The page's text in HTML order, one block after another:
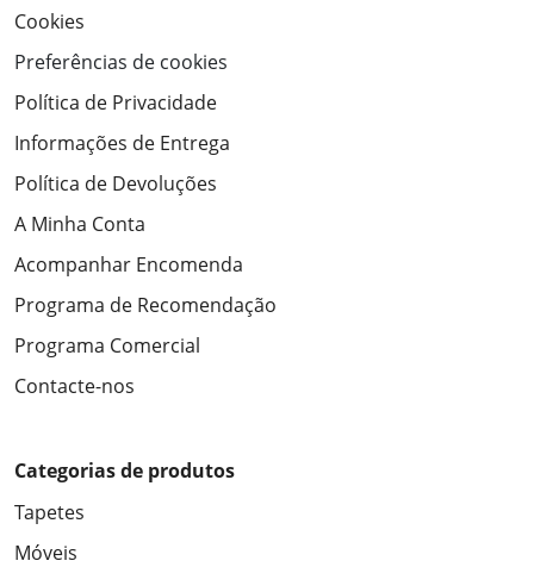
Cookies
Preferências de cookies
Política de Privacidade
Informações de Entrega
Política de Devoluções
A Minha Conta
Acompanhar Encomenda
Programa de Recomendação
Programa Comercial
Contacte-nos
Categorias de produtos
Tapetes
Móveis